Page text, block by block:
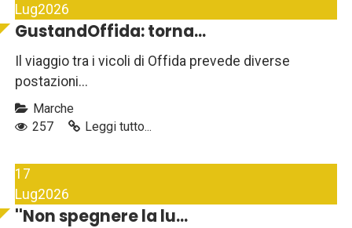
Lug2026
GustandOffida: torna...
Il viaggio tra i vicoli di Offida prevede diverse
postazioni...
Marche
257
Leggi tutto...
17
Lug2026
''Non spegnere la lu...